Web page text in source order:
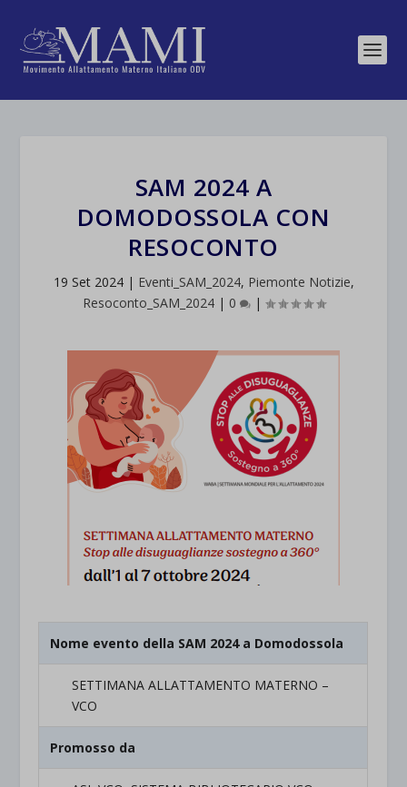
SAM 2024 A
DOMODOSSOLA CON
RESOCONTO
19 Set 2024| Eventi_SAM_2024, Piemonte Notizie,
Resoconto_SAM_2024| 0 |
Nome evento della SAM 2024 a Domodossola
SETTIMANA ALLATTAMENTO MATERNO –
VCO
Promosso da